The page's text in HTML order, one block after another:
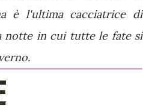
è l'ultima cacciatrice di
notte in cui tutte le fate si